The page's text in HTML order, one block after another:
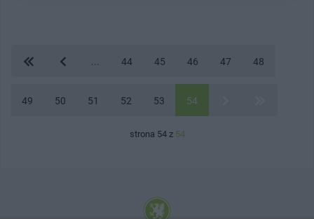
44 45 46 47 48
49 50 51 52 53 54
strona 54 z 54